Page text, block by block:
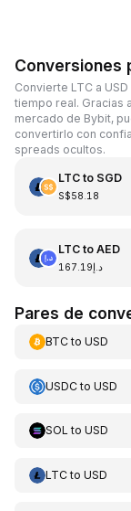
Conversiones
Convierte LTC a
tiempo real. Gracias
mercado de Bybit,
convertirlo con
spreads ocultos.
LTCto SGD
S$58.18
LTCto AED
د.إ167.19
Pares de
BTCto USD
USDCto USD
SOL to USD
LTCto USD